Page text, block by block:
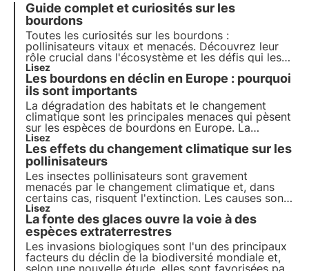
Guide complet et curiosités sur les
bourdons
Toutes les curiosités sur les bourdons :
pollinisateurs vitaux et menacés. Découvrez leur
rôle crucial dans l'écosystème et les défis qui les
mettent en danger. Rejoignez 3Bee pour préserver
ces précieux insectes et garantir un avenir durable.
Lisez
Les bourdons en déclin en Europe : pourquoi
ils sont importants
La dégradation des habitats et le changement
climatique sont les principales menaces qui pèsent
sur les espèces de bourdons en Europe. La
situation est alarmante. Mais pourquoi les
bourdons sont-ils si importants ? Et quel est l'état
actuel de leurs populations en Europe ? C'est ce
que nous allons découvrir dans cet article.
Lisez
Les effets du changement climatique sur les
pollinisateurs
Les insectes pollinisateurs sont gravement
menacés par le changement climatique et, dans
certains cas, risquent l'extinction. Les causes sont
multiples et peuvent concerner directement les
insectes ou indirectement les plantes qu'ils visitent.
Mais quels sont les effets ? C'est ce que nous
allons découvrir dans cet article.
Lisez
La fonte des glaces ouvre la voie à des
espèces extraterrestres
Les invasions biologiques sont l'un des principaux
facteurs du déclin de la biodiversité mondiale et,
selon une nouvelle étude, elles sont favorisées par